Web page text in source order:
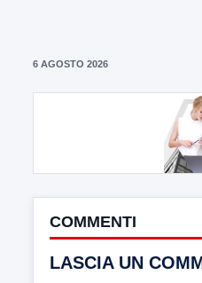
6 AGOSTO 2026
COMMENTI
LASCIA UN